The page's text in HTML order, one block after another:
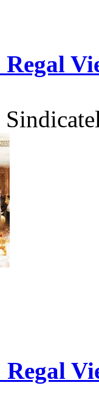
Regal
Regal